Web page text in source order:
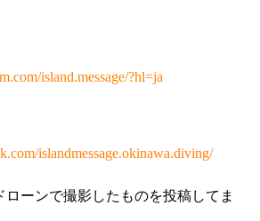
island.message/?hl=ja
islandmessage.okinawa.diving/
ローンで撮影したものを投稿してま